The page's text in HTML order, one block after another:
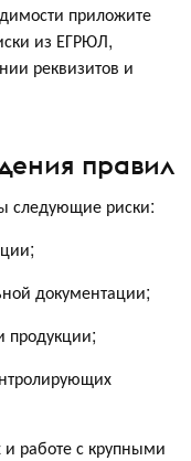
приложите
из ЕГРЮЛ,
реквизитов и
правил
следующие риски:
документации;
продукции;
и работе с крупными